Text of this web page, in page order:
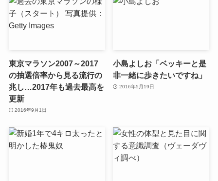
東京マラソン2007～2017
の抽選倍率から見る流行の
兆し…2017年も過去最高を
更新
2016年9月1日
小島よしお「ベッキーと是
非一緒に歩きたいですね」
2016年5月19日